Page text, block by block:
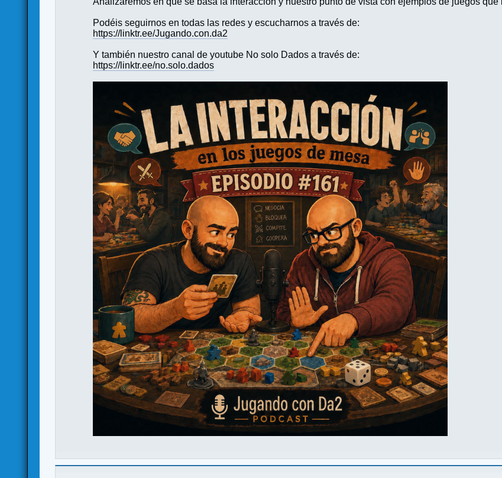
Podéis seguirnos en todas las redes y escucharnos a través de:
https://linktr.ee/Jugando.con.da2
Y también nuestro canal de youtube No solo Dados a través de:
https://linktr.ee/no.solo.dados